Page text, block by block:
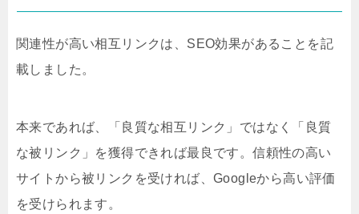
関連性が高い相互リンクは、SEO効果があることを記
載しました。
本来であれば、「良質な相互リンク」ではなく「良質
な被リンク」を獲得できれば最良です。信頼性の高い
サイトから被リンクを受ければ、Googleから高い評価
を受けられます。